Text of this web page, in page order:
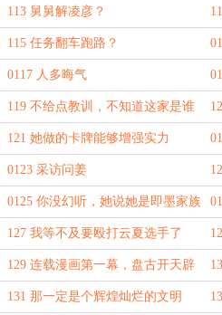
113 舅舅解凌彦？
115 任务翻车跑路？
0117 人多晦气
119 不给点教训，不知道这家是谁
在做主
121 她做的卡牌能够增强实力
0123 采访问姜
0125 你没幻听，她说她是即墨家族
继承人
127 我等不及要殴打云夏选手了
129 连载漫画第一幕，盘古开天辟
地131 那一定是个辉煌灿烂的文明